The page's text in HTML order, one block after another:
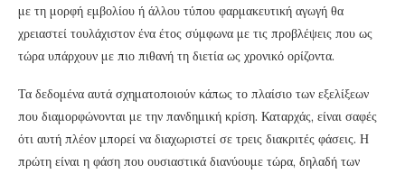
με τη μορφή εμβολίου ή άλλου τύπου φαρμακευτική αγωγή θα
χρειαστεί τουλάχιστον ένα έτος σύμφωνα με τις προβλέψεις που ως
τώρα υπάρχουν με πιο πιθανή τη διετία ως χρονικό ορίζοντα.
Τα δεδομένα αυτά σχηματοποιούν κάπως το πλαίσιο των εξελίξεων
που διαμορφώνονται με την πανδημική κρίση. Καταρχάς, είναι σαφές
ότι αυτή πλέον μπορεί να διαχωριστεί σε τρεις διακριτές φάσεις. Η
πρώτη είναι η φάση που ουσιαστικά διανύουμε τώρα, δηλαδή των